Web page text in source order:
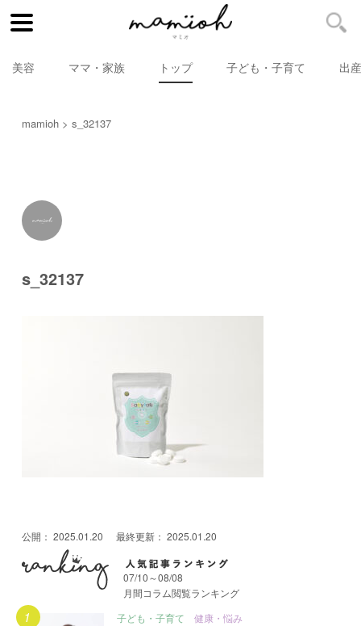
美容 ママ・家族 トップ 子ども・子育て 出
mamioh s_32137
s_32137
公開： 2025.01.20 最終更新： 2025.01.20
月間人気記事ランキング
07/10～08/08
月間コラム閲覧ランキング
子ども・子育て
健康・悩み